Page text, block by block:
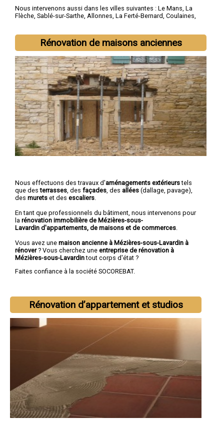
Nous intervenons aussi dans les villes suivantes : Le Mans, La
Flèche, Sablé-sur-Sarthe, Allonnes, La Ferté-Bernard, Coulaines,
Rénovation de maisons anciennes
Nous effectuons des travaux d'aménagements extérieurstels
que desterrasses , des façades , des allées (dallage, pavage),
des murets et des escaliers
En tant que professionnels du bâtiment, nous intervenons pour
la rénovation immobilière de Mézières-sous-
Lavardin d'appartements, de maisons et de commerces
Vous avez une maison ancienne à Mézières-sous-Lavardin à
rénover? Vous cherchez une entreprise de rénovation à
Mézières-sous-Lavardintout corps d'état ?
Faites confiance à la société SOCOREBAT.
Rénovation d’appartement et studios